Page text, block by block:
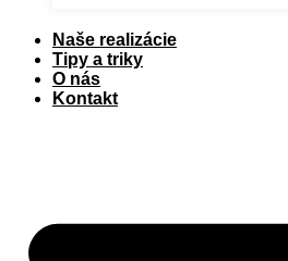
Naše realizácie
Tipy a triky
O nás
Kontakt